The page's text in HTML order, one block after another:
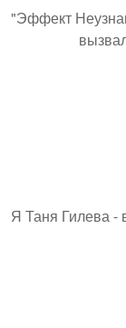
"Эффект
Я Таня Гилева -